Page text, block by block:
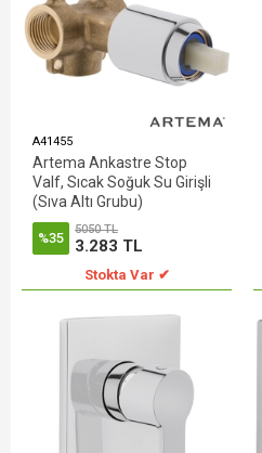
A41455
Artema Ankastre Stop
Valf, Sıcak Soğuk Su Girişli
(Sıva Altı Grubu)
%35
5050 TL
3.283 TL
Stokta Var ✔